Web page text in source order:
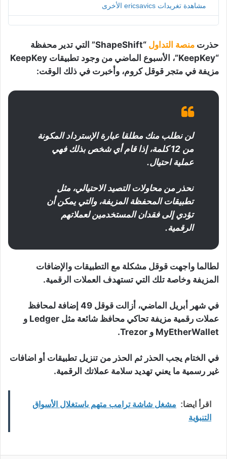
ت
و
خ
ص
ي
مشاهدة تغريدات ericsavics الأخرى
حذرت منصة التداول
“ShapeShift” التي تدير محفظة
“KeepKey”، الأسبوع الماضي من وجود تطبيقات KeepKey
مزيفة في متجر قوقل كروم، وأخبرت في ذلك الوقت:
لن نطلب منك مطلقا عبارة الإسترداد المكونة
من 12 كلمة، إذا قام أي شخص بذلك فهي
عملية احتيال.
نحذر من محاولات التصيد الاحتيالي، مثل
تطبيقات المحفظة المزيفة، والتي يمكن أن
تؤدي إلى فقدان المستخدمين لعملاتهم
الرقمية.
لطالما واجهت قوقل مشكلة مع التطبيقات والإضافات
المزيفة وخاصة تلك التي تستهدف العملات الرقمية.
في شهر أبريل الماضي، أزالت قوقل 49 إضافة لمحافظ
عملات رقمية مزيفة تحاكي محافظ شائعة مثل Ledger و
MyEtherWallet و Trezor.
في الختام يجب الحذر ثم الحذر من تنزيل تطبيقات أو اضافات
غير رسمية ما يعني تهديد سلامة عملاتك الرقمية.
اقرأ ايضا: مشغل شاشة ترامب متهم باستغلال الأسواق
التنبؤية